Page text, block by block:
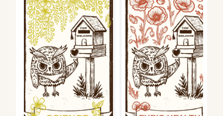
理學院：台灣欒樹-葉為綠、花
為黃、果為紅，季節變化繽紛
交織，象徵理學院內涵的多樣
性。
公共衛生學院：虞美人-花語包
括安撫心靈、慰藉失落和英
勇，作為藥材也有許多功效。
象徵COVID-19疫情後的療癒
與公共衛生,藉由該植物慰藉失
去的一切。